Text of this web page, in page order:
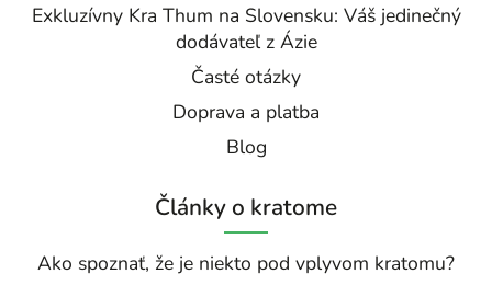
Exkluzívny Kra Thum na Slovensku: Váš jedinečný
dodávateľ z Ázie
Časté otázky
Doprava a platba
Blog
Články o kratome
Ako spoznať, že je niekto pod vplyvom kratomu?